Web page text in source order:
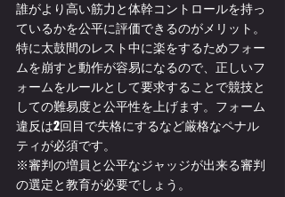
誰がより高い筋力と体幹コントロールを持っ
ているかを公平に評価できるのがメリット。
特に太鼓間のレスト中に楽をするためフォー
ムを崩すと動作が容易になるので、正しいフ
ォームをルールとして要求することで競技と
しての難易度と公平性を上げます。フォーム
違反は2回目で失格にするなど厳格なペナル
ティが必須です。
※審判の増員と公平なジャッジが出来る審判
の選定と教育が必要でしょう。